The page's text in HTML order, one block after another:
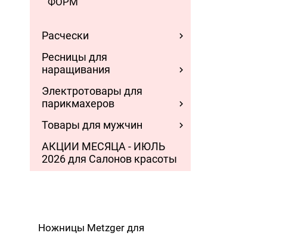
Расчески
Ресницы для
наращивания
Электротовары для
парикмахеров
Товары для мужчин
АКЦИИ МЕСЯЦА - ИЮЛЬ
2026 для Салонов красоты
Ножницы Metzger для